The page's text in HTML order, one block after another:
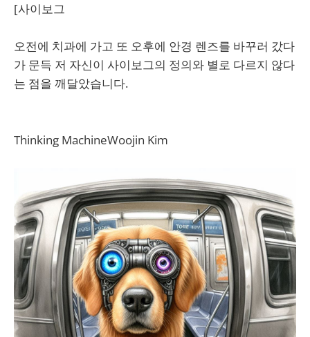
[사이보그
오전에 치과에 가고 또 오후에 안경 렌즈를 바꾸러 갔다
가 문득 저 자신이 사이보그의 정의와 별로 다르지 않다
는 점을 깨달았습니다.
Thinking MachineWoojin Kim